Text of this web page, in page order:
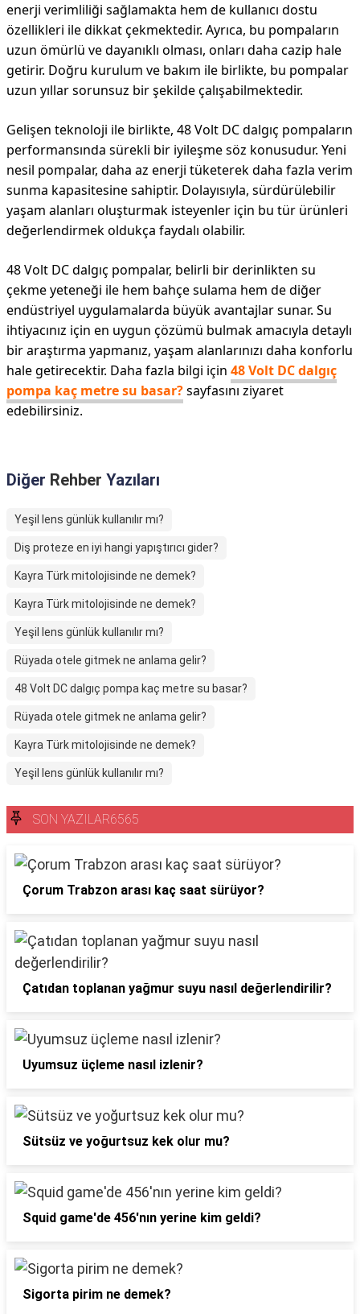
enerji verimliliği sağlamakta hem de kullanıcı dostu
özellikleri ile dikkat çekmektedir. Ayrıca, bu pompaların
uzun ömürlü ve dayanıklı olması, onları daha cazip hale
getirir. Doğru kurulum ve bakım ile birlikte, bu pompalar
uzun yıllar sorunsuz bir şekilde çalışabilmektedir.
Gelişen teknoloji ile birlikte, 48 Volt DC dalgıç pompaların
performansında sürekli bir iyileşme söz konusudur. Yeni
nesil pompalar, daha az enerji tüketerek daha fazla verim
sunma kapasitesine sahiptir. Dolayısıyla, sürdürülebilir
yaşam alanları oluşturmak isteyenler için bu tür ürünleri
değerlendirmek oldukça faydalı olabilir.
48 Volt DC dalgıç pompalar, belirli bir derinlikten su
çekme yeteneği ile hem bahçe sulama hem de diğer
endüstriyel uygulamalarda büyük avantajlar sunar. Su
ihtiyacınız için en uygun çözümü bulmak amacıyla detaylı
bir araştırma yapmanız, yaşam alanlarınızı daha konforlu
hale getirecektir. Daha fazla bilgi için 48 Volt DC dalgıç
pompa kaç metre su basar?sayfasını ziyaret
edebilirsiniz.
Diğer Rehber Yazıları
Yeşil lens günlük kullanılır mı?
Diş proteze en iyi hangi yapıştırıcı gider?
Kayra Türk mitolojisinde ne demek?
Kayra Türk mitolojisinde ne demek?
Yeşil lens günlük kullanılır mı?
Rüyada otele gitmek ne anlama gelir?
48 Volt DC dalgıç pompa kaç metre su basar?
Rüyada otele gitmek ne anlama gelir?
Kayra Türk mitolojisinde ne demek?
Yeşil lens günlük kullanılır mı?
SON YAZILAR6565
Çorum Trabzon arası kaç saat sürüyor?
Çatıdan toplanan yağmur suyu nasıl değerlendirilir?
Uyumsuz üçleme nasıl izlenir?
Sütsüz ve yoğurtsuz kek olur mu?
Squid game'de 456'nın yerine kim geldi?
Sigorta pirim ne demek?